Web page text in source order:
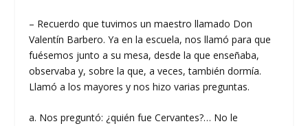
– Recuerdo que tuvimos un maestro llamado Don
Valentín Barbero. Ya en la escuela, nos llamó para que
fuésemos junto a su mesa, desde la que enseñaba,
observaba y, sobre la que, a veces, también dormía.
Llamó a los mayores y nos hizo varias preguntas.
a. Nos preguntó: ¿quién fue Cervantes?… No le